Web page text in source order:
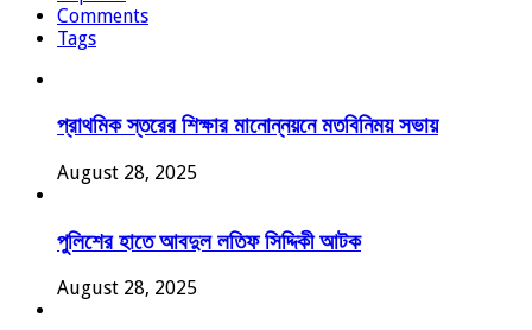
Comments
Tags
প্রাথমিক স্তরের শিক্ষার মানোন্নয়নে মতবিনিময় সভায়
August 28, 2025
পুলিশের হাতে আবদুল লতিফ সিদ্দিকী আটক
August 28, 2025